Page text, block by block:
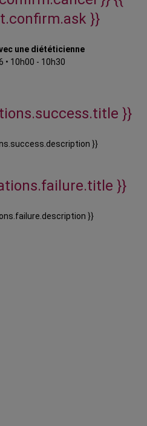
}}
une diététicienne
• 10h00 - 10h30
}}
}}
}}
}}